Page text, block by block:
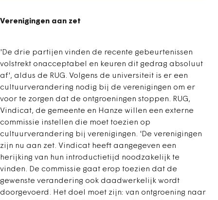
Verenigingen aan zet
'De drie partijen vinden de recente gebeurtenissen
volstrekt onacceptabel en keuren dit gedrag absoluut
af', aldus de RUG. Volgens de universiteit is er een
cultuurverandering nodig bij de verenigingen om er
voor te zorgen dat de ontgroeningen stoppen. RUG,
Vindicat, de gemeente en Hanze willen een externe
commissie instellen die moet toezien op
cultuurverandering bij verenigingen. 'De verenigingen
zijn nu aan zet. Vindicat heeft aangegeven een
herijking van hun introductietijd noodzakelijk te
vinden. De commissie gaat erop toezien dat de
gewenste verandering ook daadwerkelijk wordt
doorgevoerd. Het doel moet zijn: van ontgroening naar